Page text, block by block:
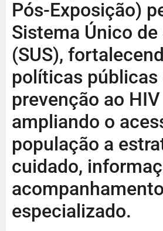
Pós-Exposição)
Sistema Único de
(SUS),
políticas públicas
prevenção ao
ampliando o
população a
cuidado,
acompanhamento
especializado.